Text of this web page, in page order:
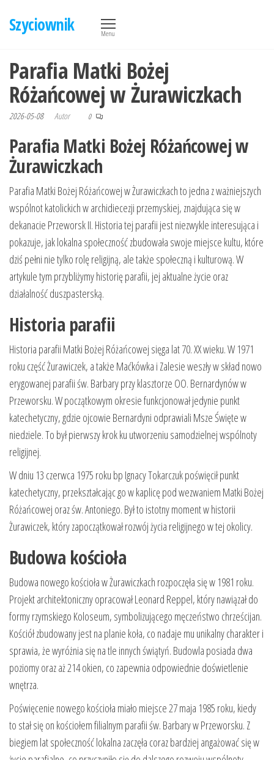
Szyciownik Menu
Parafia Matki Bożej
Różańcowej w Żurawiczkach
2026-05-08 Autor 0
Parafia Matki Bożej Różańcowej w
Żurawiczkach
Parafia Matki Bożej Różańcowej w Żurawiczkach to jedna z ważniejszych
wspólnot katolickich w archidiecezji przemyskiej, znajdująca się w
dekanacie Przeworsk II. Historia tej parafii jest niezwykle interesująca i
pokazuje, jak lokalna społeczność zbudowała swoje miejsce kultu, które
dziś pełni nie tylko rolę religijną, ale także społeczną i kulturową. W
artykule tym przybliżymy historię parafii, jej aktualne życie oraz
działalność duszpasterską.
Historia parafii
Historia parafii Matki Bożej Różańcowej sięga lat 70. XX wieku. W 1971
roku część Żurawiczek, a także Maćkówka i Zalesie weszły w skład nowo
erygowanej parafii św. Barbary przy klasztorze OO. Bernardynów w
Przeworsku. W początkowym okresie funkcjonował jedynie punkt
katechetyczny, gdzie ojcowie Bernardyni odprawiali Msze Święte w
niedziele. To był pierwszy krok ku utworzeniu samodzielnej wspólnoty
religijnej.
W dniu 13 czerwca 1975 roku bp Ignacy Tokarczuk poświęcił punkt
katechetyczny, przekształcając go w kaplicę pod wezwaniem Matki Bożej
Różańcowej oraz św. Antoniego. Był to istotny moment w historii
Żurawiczek, który zapoczątkował rozwój życia religijnego w tej okolicy.
Budowa kościoła
Budowa nowego kościoła w Żurawiczkach rozpoczęła się w 1981 roku.
Projekt architektoniczny opracował Leonard Reppel, który nawiązał do
formy rzymskiego Koloseum, symbolizującego męczeństwo chrześcijan.
Kościół zbudowany jest na planie koła, co nadaje mu unikalny charakter i
sprawia, że wyróżnia się na tle innych świątyń. Budowla posiada dwa
poziomy oraz aż 214 okien, co zapewnia odpowiednie doświetlenie
wnętrza.
Poświęcenie nowego kościoła miało miejsce 27 maja 1985 roku, kiedy
to stał się on kościołem filialnym parafii św. Barbary w Przeworsku. Z
biegiem lat społeczność lokalna zaczęła coraz bardziej angażować się w